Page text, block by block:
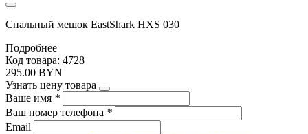
Спальный мешок EastShark HXS 030
Подробнее
Код товара: 4728
295.00 BYN
Узнать цену товара
Ваше имя *
Ваш номер телефона *
Email